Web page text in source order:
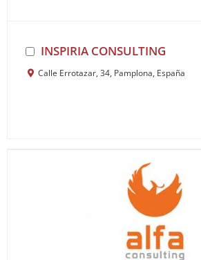
INSPIRIA CONSULTING
Calle Errotazar, 34, Pamplona, España